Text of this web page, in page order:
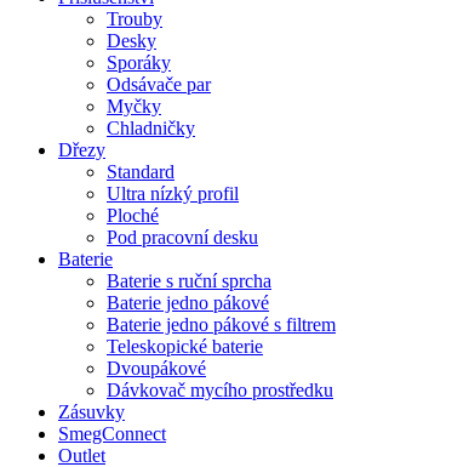
Trouby
Desky
Sporáky
Odsávače par
Myčky
Chladničky
Dřezy
Standard
Ultra nízký profil
Ploché
Pod pracovní desku
Baterie
Baterie s ruční sprcha
Baterie jedno pákové
Baterie jedno pákové s filtrem
Teleskopické baterie
Dvoupákové
Dávkovač mycího prostředku
Zásuvky
SmegConnect
Outlet